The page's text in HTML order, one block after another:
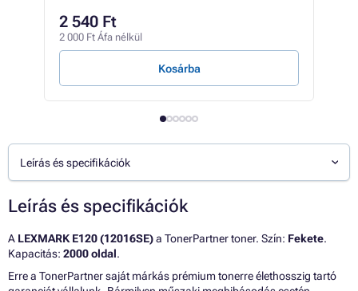
2 540 Ft
2 000 Ft Áfa nélkül
Kosárba
Leírás és specifikációk
Leírás és specifikációk
A LEXMARK E120 (12016SE)a TonerPartner toner. Szín: Fekete.
Kapacitás: 2000 oldal.
Erre a TonerPartner saját márkás prémium tonerre élethosszig tartó